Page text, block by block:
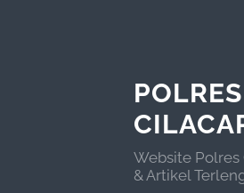
POLRES
Website Polres
& Artikel